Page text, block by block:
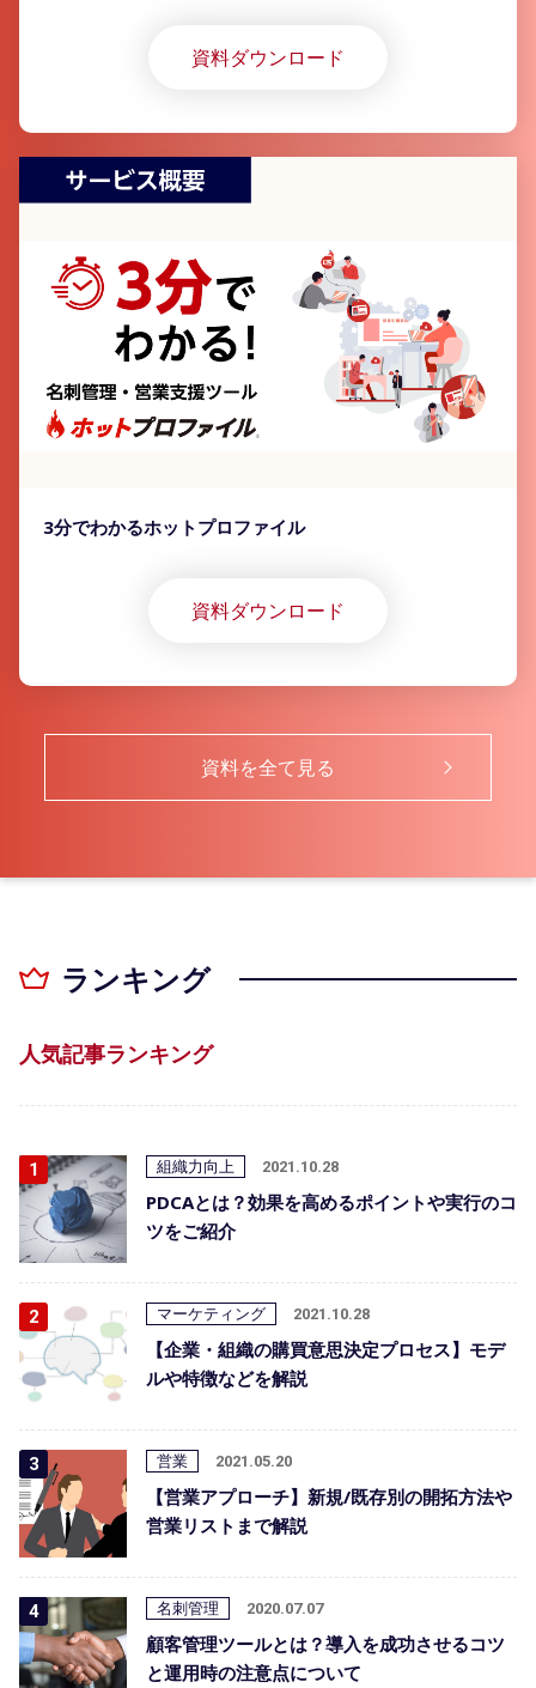
資料ダウンロード
3分でわかるホットプロファイル
資料ダウンロード
資料を全て見る
ランキング
人気記事ランキング
組織力向上 2021.10.28
PDCAとは？効果を高めるポイントや実行のコ
ツをご紹介
マーケティング 2021.10.28
【企業・組織の購買意思決定プロセス】モデ
ルや特徴などを解説
営業 2021.05.20
【営業アプローチ】新規/既存別の開拓方法や
営業リストまで解説
名刺管理 2020.07.07
顧客管理ツールとは？導入を成功させるコツ
と運用時の注意点について